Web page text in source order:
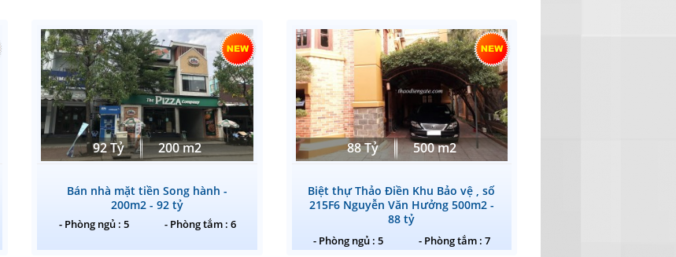
92 Tỷ 200 m2
Bán nhà mặt tiền Song hành -
200m2 - 92 tỷ
- Phòng ngủ : 5 - Phòng tắm : 6
88 Tỷ 500 m2
Biệt thự Thảo Điền Khu Bảo vệ , số
215F6 Nguyễn Văn Hưởng 500m2 -
88 tỷ
- Phòng ngủ : 5 - Phòng tắm : 7